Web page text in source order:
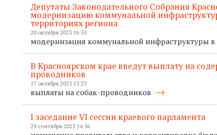
Депутаты Законодательного Собрания
модернизацию коммунальной
территориях региона
20 октября 2023 16:55
модернизация коммунальной инфраструктуры в
В Красноярском крае введут выплату на
проводников
17 октября 2023 13:23
выплаты на собак-проводников
I заседание VI сессии краевого парламента
29 сентября 2023 14:56